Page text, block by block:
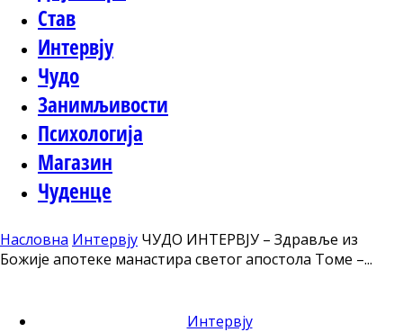
Став
Интервју
Чудо
Занимљивости
Психологија
Магазин
Чуденце
Насловна Интервју ЧУДО ИНТЕРВЈУ – Здравље из
Божије апотеке манастира светог апостола Томе –...
Интервју